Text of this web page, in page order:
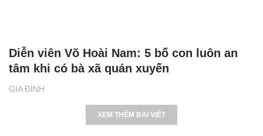
GIA ĐÌNH
Diễn viên Võ Hoài Nam: 5 bố con luôn an
tâm khi có bà xã quán xuyến
XEM THÊM BÀI VIẾT